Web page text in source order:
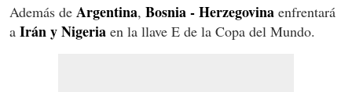
Además de Argentina, Bosnia - Herzegovina enfrentará
a Irán y Nigeria en la llave E de la Copa del Mundo.